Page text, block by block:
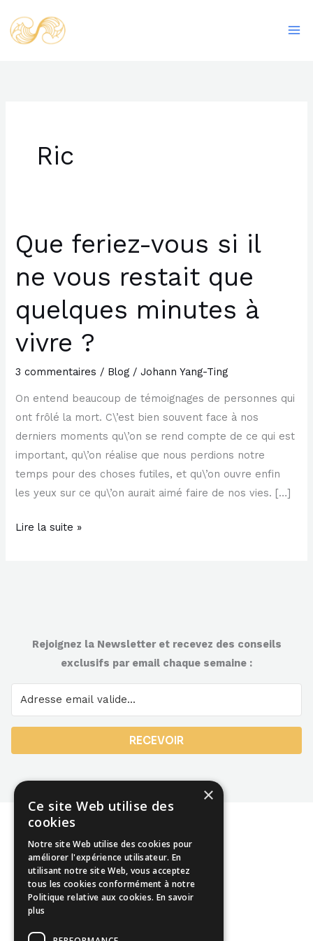
au
contenu
Ric
Que feriez-vous si il
ne vous restait que
quelques minutes à
vivre ?
3 commentaires / Blog /Johann Yang-Ting
On entend beaucoup de témoignages de personnes qui
ont frôlé la mort. C\’est bien souvent face à nos
derniers moments qu\’on se rend compte de ce qui est
important, qu\’on réalise que nous perdions notre
temps pour des choses futiles, et qu\’on ouvre enfin
les yeux sur ce qu\’on aurait aimé faire de nos vies. […]
Que
feriez-
vous
il
vous
restait
vivre
Lire la suite »
Rejoignez la Newsletter et recevez des conseils
exclusifs par email chaque semaine :
RECEVOIR
Mentions légales
CGU
×
Ce site Web utilise des
cookies
Notre site Web utilise des cookies pour
améliorer l'expérience utilisateur. En
utilisant notre site Web, vous acceptez
tous les cookies conformément à notre
Politique relative aux cookies. En savoir
plus